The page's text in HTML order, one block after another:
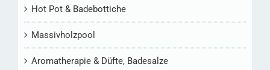
Hot Pot & Badebottiche
Massivholzpool
Aromatherapie & Düfte, Badesalze